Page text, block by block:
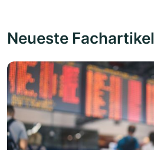
Neueste Fachartikel